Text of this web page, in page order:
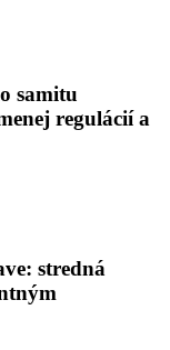
samitu
regulácií a
stredná